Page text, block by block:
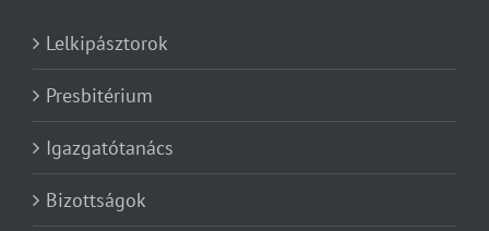
Lelkipásztorok
Presbitérium
Igazgatótanács
Bizottságok